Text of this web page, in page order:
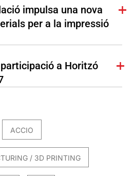
impulsa una nova
per a la impressió
a Horitzó
ACCIO
/ 3D PRINTING